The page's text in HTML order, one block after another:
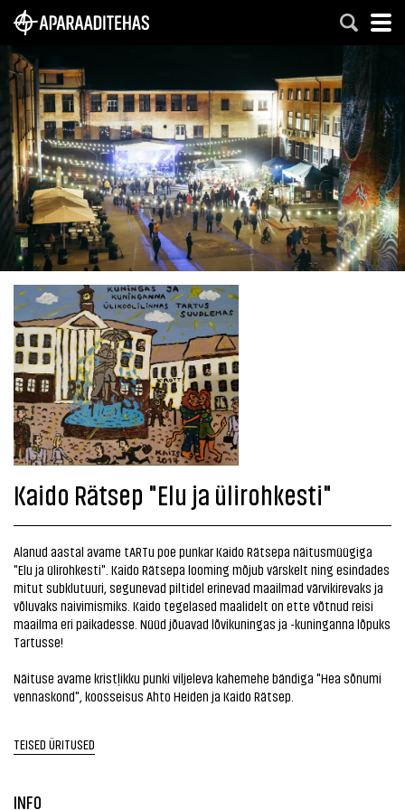
Kaido Rätsep "Elu ja ülirohkesti"
Alanud aastal avame tARTu poe punkar Kaido Rätsepa näitusmüügiga
"Elu ja ülirohkesti". Kaido Rätsepa looming mõjub värskelt ning esindades
mitut subklutuuri, segunevad piltidel erinevad maailmad värvikirevaks ja
võluvaks naivimismiks. Kaido tegelased maalidelt on ette võtnud reisi
maailma eri paikadesse. Nüüd jõuavad lõvikuningas ja -kuninganna lõpuks
Tartusse!
Näituse avame kristļikku punki viljeleva kahemehe bändiga "Hea sõnumi
vennaskond", koosseisus Ahto Heiden ja Kaido Rätsep.
TEISED ÜRITUSED
INFO